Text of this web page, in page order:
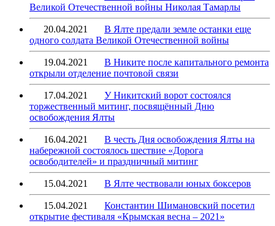
Великой Отечественной войны Николая Тамарлы
20.04.2021
В Ялте предали земле останки еще
одного солдата Великой Отечественной войны
19.04.2021
В Никите после капитального ремонта
открыли отделение почтовой связи
17.04.2021
У Никитский ворот состоялся
торжественный митинг, посвящённый Дню
освобождения Ялты
16.04.2021
В честь Дня освобождения Ялты на
набережной состоялось шествие «Дорога
освободителей» и праздничный митинг
15.04.2021 В Ялте чествовали юных боксеров
15.04.2021
Константин Шимановский посетил
открытие фестиваля «Крымская весна – 2021»